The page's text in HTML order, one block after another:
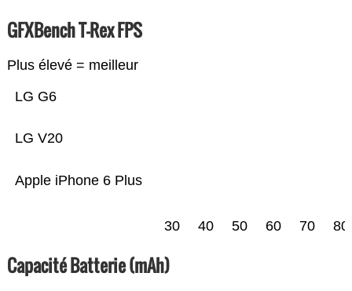
GFXBench T-Rex FPS
Plus élevé = meilleur
Apple iPhone 6 Plus
LG V20
LG G6
30 40 50 60 70 80
Capacité Batterie (mAh)